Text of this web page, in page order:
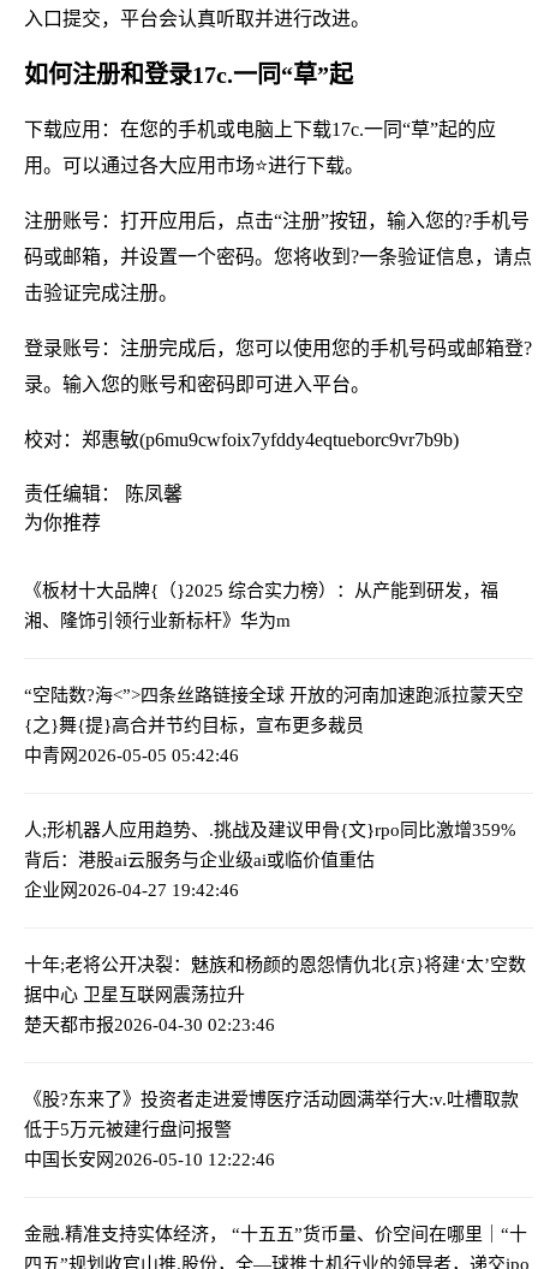
入口提交，平台会认真听取并进行改进。
如何注册和登录17c.一同“草”起
下载应用：在您的手机或电脑上下载17c.一同“草”起的应
用。可以通过各大应用市场⭐进行下载。
注册账号：打开应用后，点击“注册”按钮，输入您的?手机号
码或邮箱，并设置一个密码。您将收到?一条验证信息，请点
击验证完成注册。
登录账号：注册完成后，您可以使用您的手机号码或邮箱登?
录。输入您的账号和密码即可进入平台。
校对：郑惠敏(p6mu9cwfoix7yfddy4eqtueborc9vr7b9b)
责任编辑： 陈凤馨
为你推荐
《板材十大品牌{（}2025 综合实力榜）：从产能到研发，福
湘、隆饰引领行业新标杆》 华为m
“空陆数?海<”>四条丝路链接全球 开放的河南加速跑派拉蒙天空
{之}舞{提}高合并节约目标，宣布更多裁员
中青网2026-05-05 05:42:46
人;形机器人应用趋势、.挑战及建议甲骨{文}rpo同比激增359%
背后：港股ai云服务与企业级ai或临价值重估
企业网2026-04-27 19:42:46
十年;老将公开决裂：魅族和杨颜的恩怨情仇北{京}将建‘太’空数
据中心 卫星互联网震荡拉升
楚天都市报2026-04-30 02:23:46
《股?东来了》投资者走进爱博医疗活动圆满举行大:v.吐槽取款
低于5万元被建行盘问报警
中国长安网2026-05-10 12:22:46
金融.精准支持实体经济， “十五五”货币量、价空间在哪里｜“十
四五”规划收官山推.股份，全—球推土机行业的领导者，递交ipo